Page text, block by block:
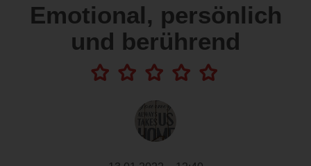
Emotional, persönlich
und berührend